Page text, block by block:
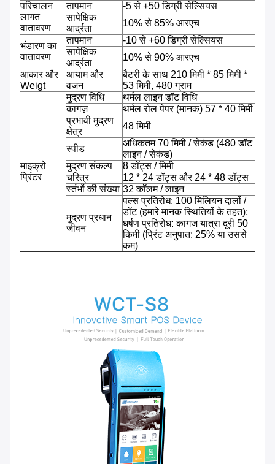
परिचालन
लागत
वातावरण
तापमान
-5 से +50 डिग्री सेल्सियस
सापेक्षिक
आर्द्रता
10% से 85% आरएच
भंडारण का
वातावरण
तापमान
-10 से +60 डिग्री सेल्सियस
सापेक्षिक
आर्द्रता
10% से 90% आरएच
आकार और
Weigt
आयाम और
वजन
बैटरी के साथ 210 मिमी * 85 मिमी *
53 मिमी, 480 ग्राम
माइक्रो
प्रिंटर
मुद्रण विधि
थर्मल लाइन डॉट विधि
कागज़
थर्मल रोल पेपर (मानक) 57 * 40 मिमी
प्रभावी मुद्रण
क्षेत्र
48 मिमी
स्पीड
अधिकतम 70 मिमी / सेकंड (480 डॉट
लाइन / सेकंड)
मुद्रण संकल्प
8 डॉट्स / मिमी
चरित्र
12 * 24 डॉट्स और 24 * 48 डॉट्स
स्तंभों की संख्या 32 कॉलम / लाइन
मुद्रण प्रधान
जीवन
पल्स प्रतिरोध: 100 मिलियन दालों /
डॉट (हमारे मानक स्थितियों के तहत);
घर्षण प्रतिरोध: कागज यात्रा दूरी 50
किमी (प्रिंट अनुपात: 25% या उससे
कम)